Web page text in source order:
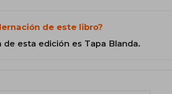
de este libro?
de esta edición es Tapa Blanda.